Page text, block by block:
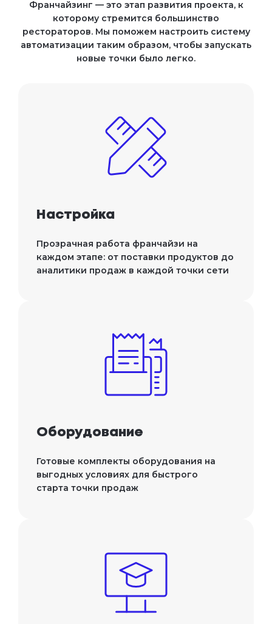
Франчайзинг — это этап развития проекта, к
которому стремится большинство
рестораторов. Мы поможем настроить систему
автоматизации таким образом, чтобы запускать
новые точки было легко.
Настройка
Прозрачная работа франчайзи на
каждом этапе: от поставки продуктов до
аналитики продаж в каждой точки сети
Оборудование
Готовые комплекты оборудования на
выгодных условиях для быстрого
старта точки продаж